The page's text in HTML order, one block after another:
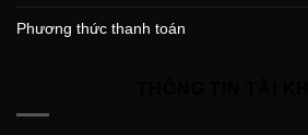
Phương thức thanh toán